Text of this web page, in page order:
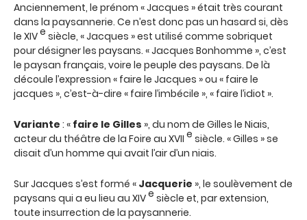
Anciennement, le prénom « Jacques » était très courant
dans la paysannerie. Ce n’est donc pas un hasard si, dès
le XIVe siècle, « Jacques » est utilisé comme sobriquet
pour désigner les paysans. « Jacques Bonhomme », c’est
le paysan français, voire le peuple des paysans. De là
découle l’expression « faire le Jacques » ou « faire le
jacques », c’est-à-dire « faire l’imbécile », « faire l’idiot ».
Variante : « faire le Gilles », du nom de Gilles le Niais,
acteur du théâtre de la Foire au XVII e siècle. « Gilles » se
disait d’un homme qui avait l’air d’un niais.
Sur Jacques s’est formé « Jacquerie », le soulèvement de
paysans qui a eu lieu au XIVe siècle et, par extension,
toute insurrection de la paysannerie.